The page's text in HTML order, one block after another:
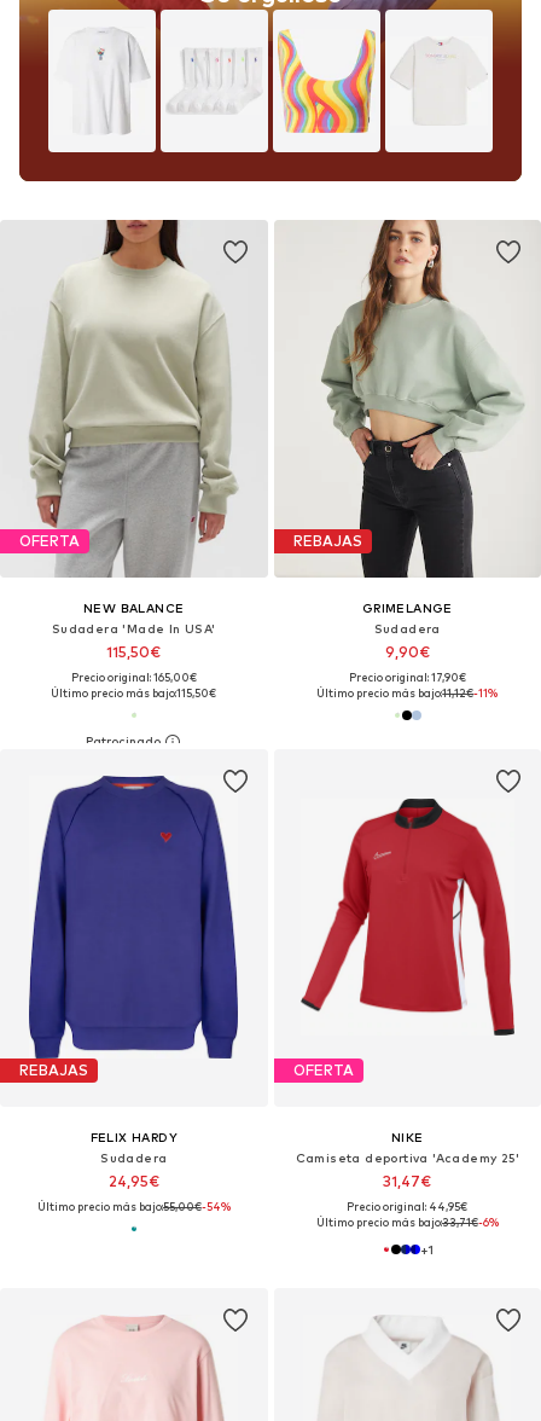
OFERTA
NEW BALANCE
Sudadera 'Made In USA'
115,50€
Precio original: 165,00€
Último precio más bajo:115,50€
REBAJAS
GRIMELANGE
Sudadera
9,90€
Precio original: 17,90€
Último precio más bajo:11,12€-11%
REBAJAS
FELIX HARDY
Sudadera
24,95€
Último precio más bajo:55,00€-54%
OFERTA
NIKE
Camiseta deportiva 'Academy 25'
31,47€
Precio original: 44,95€
Último precio más bajo:33,71€-6%
+1